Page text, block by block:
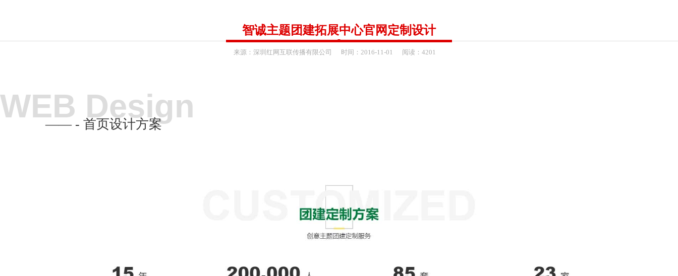
CGGEO：180 98979252
智诚主题团建拓展中心官网定制设计
来源： 深圳红网互联传播有限公司 时间： 2016-11-01 阅读：4201